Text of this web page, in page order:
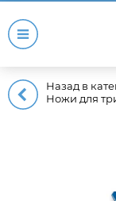
Назад в
Ножи для